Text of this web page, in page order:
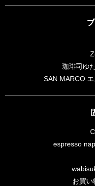
珈琲司ゆ
SAN MARCO
espresso
お買い